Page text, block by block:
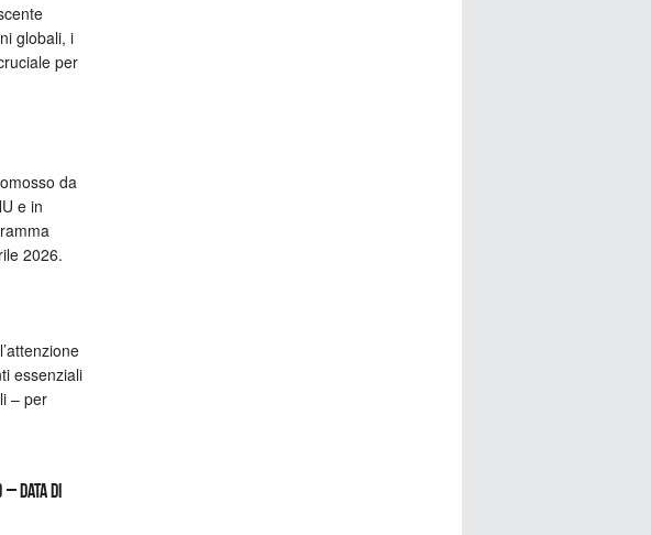
globali, i
per
da
e in
2026.
essenziali
– per
– Data di